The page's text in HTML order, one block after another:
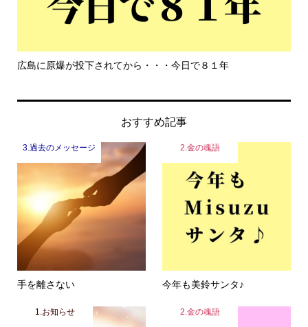
もっと危機感を持って生きて欲しい
おすすめ記事
3.過去のメッセージ
手を離さない
2.金の魂語
今年も美鈴サンタ♪
1.お知らせ 2.金の魂語